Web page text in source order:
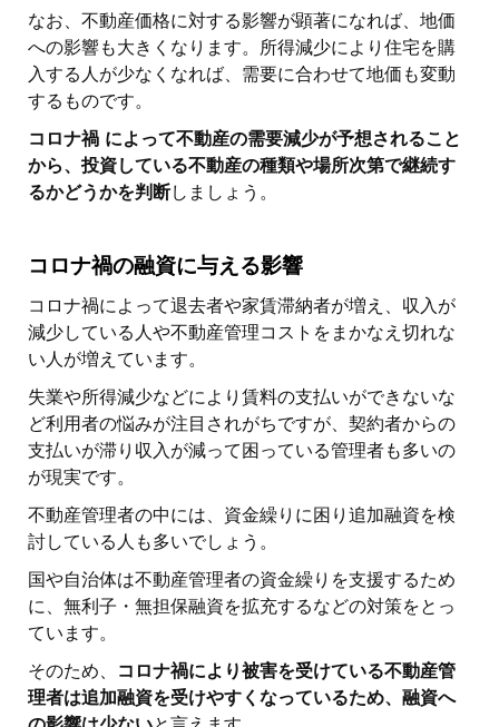
なお、不動産価格に対する影響が顕著になれば、地価
への影響も大きくなります。所得減少により住宅を購
入する人が少なくなれば、需要に合わせて地価も変動
するものです。
コロナ禍 によって不動産の需要減少が予想されること
から、投資している不動産の種類や場所次第で継続す
るかどうかを判断しましょう。
コロナ禍の融資に与える影響
コロナ禍によって退去者や家賃滞納者が増え、収入が
減少している人や不動産管理コストをまかなえ切れな
い人が増えています。
失業や所得減少などにより賃料の支払いができないな
ど利用者の悩みが注目されがちですが、契約者からの
支払いが滞り収入が減って困っている管理者も多いの
が現実です。
不動産管理者の中には、資金繰りに困り追加融資を検
討している人も多いでしょう。
国や自治体は不動産管理者の資金繰りを支援するため
に、無利子・無担保融資を拡充するなどの対策をとっ
ています。
そのため、
コロナ禍により被害を受けている不動産管
理者は追加融資を受けやすくなっているため、融資へ